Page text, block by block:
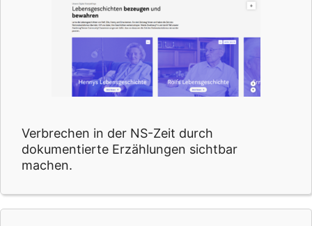
Verbrechen in der NS-Zeit durch
dokumentierte Erzählungen sichtbar
machen.